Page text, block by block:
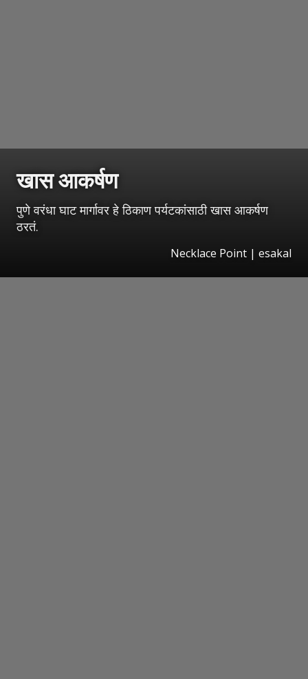
खास आकर्षण
पुणे वरंधा घाट मार्गावर हे ठिकाण पर्यटकांसाठी खास आकर्षण
ठरतं.
Necklace Point | esakal